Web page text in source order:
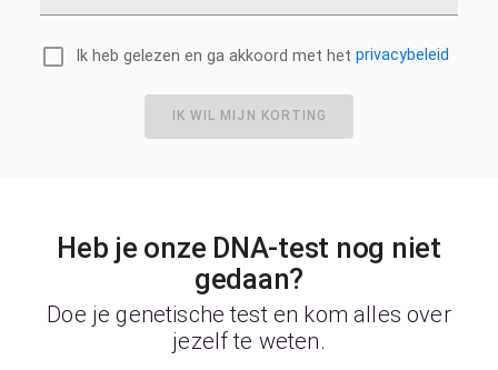
Ik heb gelezen en ga akkoord met het privacybeleid
IK WIL MIJN KORTING
Heb je onze DNA-test nog niet
gedaan?
Doe je genetische test en kom alles over
jezelf te weten.